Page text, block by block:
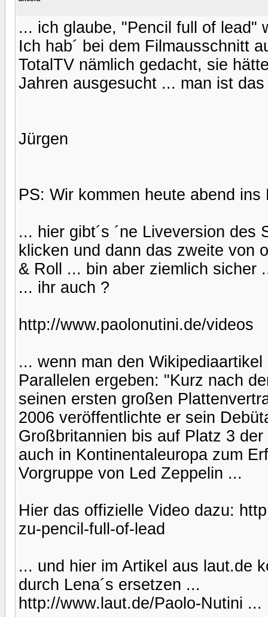
... ich glaube, "Pencil full of lead"
Ich hab´ bei dem Filmausschnitt
TotalTV nämlich gedacht, sie
Jahren ausgesucht ... man ist
Jürgen
PS: Wir kommen heute abend ins
... hier gibt´s ´ne Liveversion
klicken und dann das zweite von
& Roll ... bin aber ziemlich sicher
... ihr auch ?
http://www.paolonutini.de/videos
... wenn man den
Parallelen ergeben: "Kurz nach
seinen ersten großen
2006 veröffentlichte er sein
Großbritannien bis auf Platz 3
auch in Kontinentaleuropa zum
Vorgruppe von Led Zeppelin ...
Hier das offizielle Video dazu:
zu-pencil-full-of-lead
... und hier im Artikel aus laut.de
durch Lena´s ersetzen ...
http://www.laut.de/Paolo-Nutini ...